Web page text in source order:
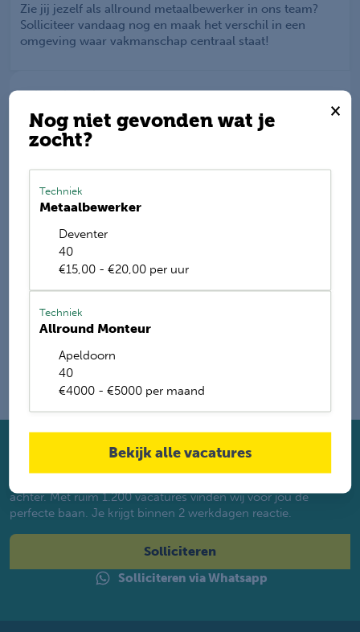
×
Nog niet gevonden wat je
zocht?
Techniek
Metaalbewerker
Deventer
40
€15,00 - €20,00 per uur
Techniek
Allround Monteur
Apeldoorn
40
€4000 - €5000 per maand
Bekijk alle vacatures
Zie jij jezelf als allround metaalbewerker in ons team?
Solliciteer vandaag nog en maak het verschil in een
omgeving waar vakmanschap centraal staat!
Werkis wordt beoordeeld
met een9.2
E-mail mij de nieuwste vacatures
Solliciteer direct
achter. Met ruim 1.200 vacatures vinden wij voor jou de
perfecte baan. Je krijgt binnen 2 werkdagen reactie.
Solliciteren
Solliciteren via Whatsapp